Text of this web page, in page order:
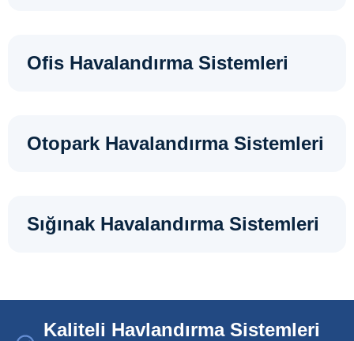
Ofis Havalandırma Sistemleri
Otopark Havalandırma Sistemleri
Sığınak Havalandırma Sistemleri
Kaliteli Havlandırma Sistemleri